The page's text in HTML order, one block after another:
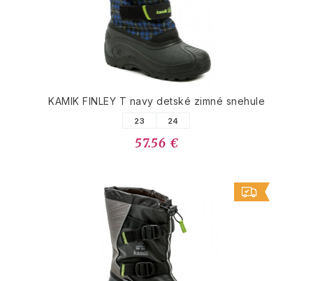
KAMIK FINLEY T navy detské zimné snehule
23 24
57.56 €